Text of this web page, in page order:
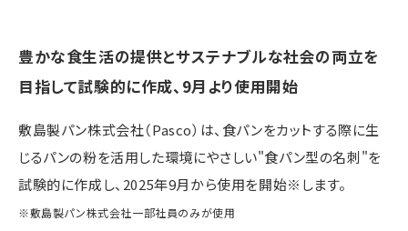
豊かな食生活の提供とサステナブルな社会の両立を
目指して試験的に作成、9月より使用開始
敷島製パン株式会社（Pasco）は、食パンをカットする際に生
じるパンの粉を活用した環境にやさしい"食パン型の名刺"を
試験的に作成し、2025年9月から使用を開始※します。
※敷島製パン株式会社一部社員のみが使用